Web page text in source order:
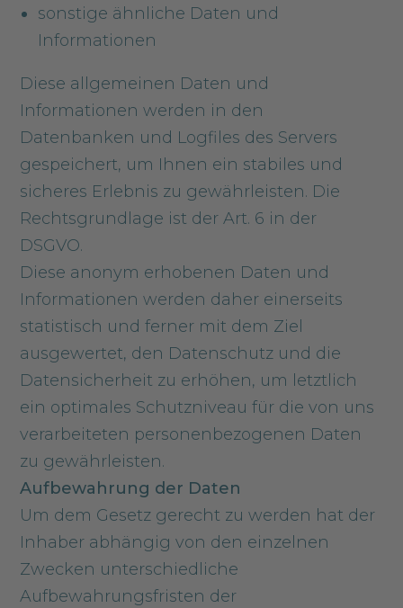
sonstige ähnliche Daten und
Informationen
Diese allgemeinen Daten und
Informationen werden in den
Datenbanken und Logfiles des Servers
gespeichert, um Ihnen ein stabiles und
sicheres Erlebnis zu gewährleisten. Die
Rechtsgrundlage ist der Art. 6 in der
DSGVO.
Diese anonym erhobenen Daten und
Informationen werden daher einerseits
statistisch und ferner mit dem Ziel
ausgewertet, den Datenschutz und die
Datensicherheit zu erhöhen, um letztlich
ein optimales Schutzniveau für die von uns
verarbeiteten personenbezogenen Daten
zu gewährleisten.
Aufbewahrung der Daten
Um dem Gesetz gerecht zu werden hat der
Inhaber abhängig von den einzelnen
Zwecken unterschiedliche
Aufbewahrungsfristen der